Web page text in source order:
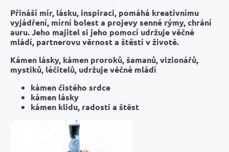
Přináší mír, lásku, inspiraci, pomáhá kreativnímu
vyjádření, mírní bolest a projevy senné rýmy, chrání
auru. Jeho majitel si jeho pomocí udržuje věčné
mládí, partnerovu věrnost a štěstí v životě.
Kámen lásky, kámen proroků, šamanů, vizionářů,
mystiků, léčitelů, udržuje věčné mládí
kámen čistého srdce
kámen lásky
kámen klidu, radosti a štěst